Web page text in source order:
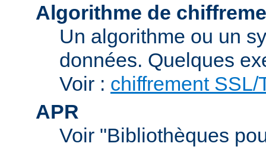
Algorithme de
Un algorithme ou un
données. Quelques
Voir : chiffrement SSL/
APR
Voir "Bibliothèques